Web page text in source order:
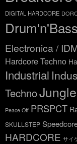
DIGITAL HARDCORE
Drum'n'Bass
Electronica /
Hardcore Techno
Industrial
TechnoJungle
Peace Off PRSPCT
SKULLSTEP
HARDCORE サイ